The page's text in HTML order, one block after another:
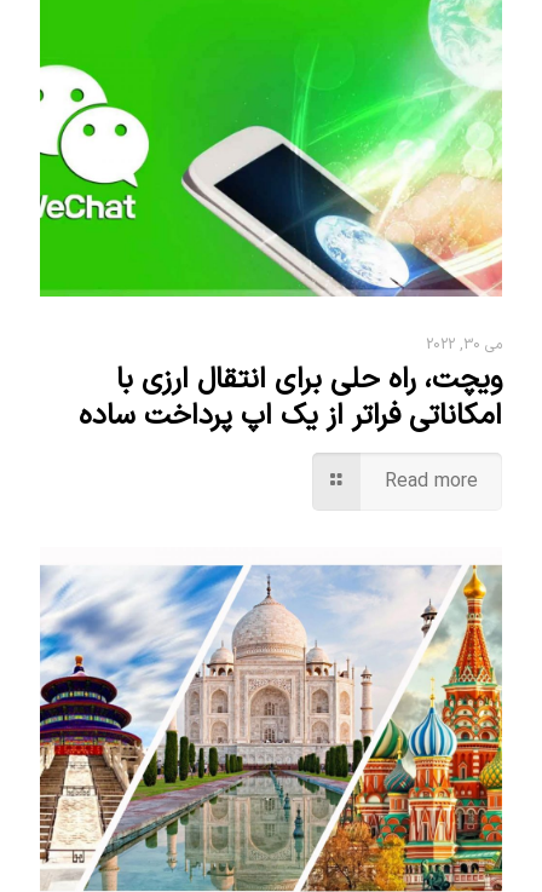
می 30, 2022
ویچت، راه حلی برای انتقال ارزی با
امکاناتی فراتر از یک اپ پرداخت ساده
Read more